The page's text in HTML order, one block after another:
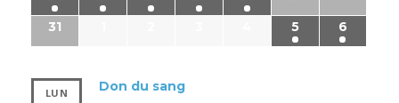
31
5 6
LUN
Don du sang